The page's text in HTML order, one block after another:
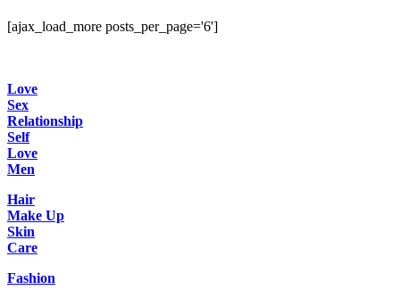
[ajax_load_more posts_per_page='6']
Love
Sex
Relationship
Self
Love
Men
Hair
Make Up
Skin
Care
Fashion